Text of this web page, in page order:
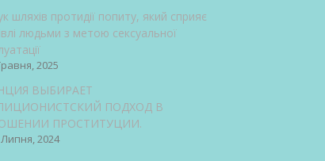
шляхів протидії попиту, який сприяє
людьми з метою сексуальної
2025
ВЫБИРАЕТ
ПОДХОД В
ПРОСТИТУЦИИ.
2024